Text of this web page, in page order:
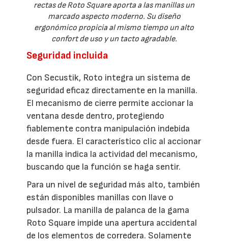
rectas de Roto Square aporta a las manillas un
marcado aspecto moderno. Su diseño
ergonómico propicia al mismo tiempo un alto
confort de uso y un tacto agradable.
Seguridad incluida
Con Secustik, Roto integra un sistema de
seguridad eficaz directamente en la manilla.
El mecanismo de cierre permite accionar la
ventana desde dentro, protegiendo
fiablemente contra manipulación indebida
desde fuera. El característico clic al accionar
la manilla indica la actividad del mecanismo,
buscando que la función se haga sentir.
Para un nivel de seguridad más alto, también
están disponibles manillas con llave o
pulsador. La manilla de palanca de la gama
Roto Square impide una apertura accidental
de los elementos de corredera. Solamente